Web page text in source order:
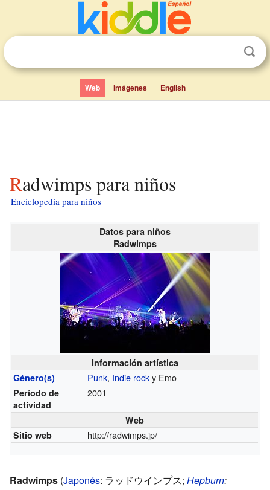
Web Imágenes English
Radwimps para niños
Enciclopedia para niños
Datos para niños
Radwimps
Información artística
Género(s)
Punk, Indie rocky Emo
Período de
actividad
2001
Web
Sitio web
http://radwimps.jp/
Radwimps (Japonés: ラッドウインプス; Hepburn: